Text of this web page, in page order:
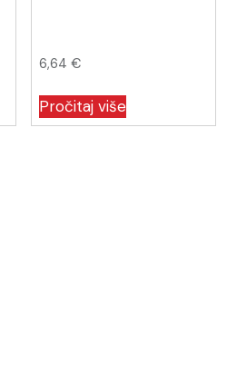
6,64€
Pročitaj više